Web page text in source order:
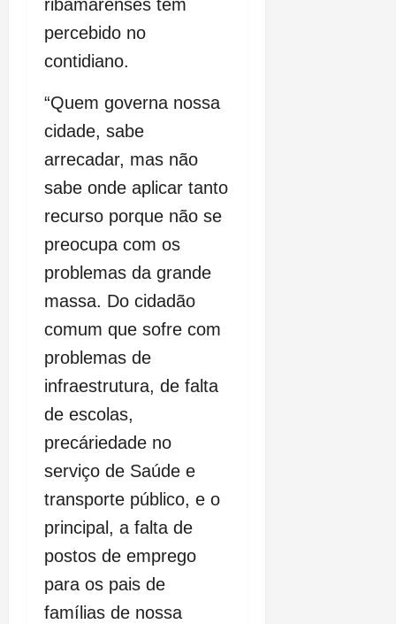
ribamarenses tem
percebido no
contidiano.
“Quem governa nossa
cidade, sabe
arrecadar, mas não
sabe onde aplicar tanto
recurso porque não se
preocupa com os
problemas da grande
massa. Do cidadão
comum que sofre com
problemas de
infraestrutura, de falta
de escolas,
precáriedade no
serviço de Saúde e
transporte público, e o
principal, a falta de
postos de emprego
para os pais de
famílias de nossa